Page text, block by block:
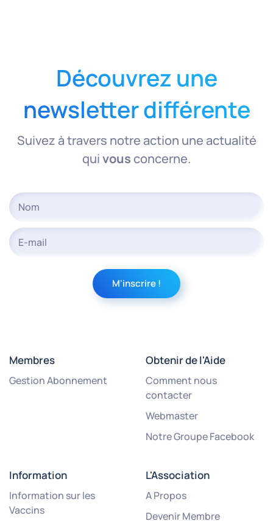
Découvrez une
newsletter différente
Suivez à travers notre action une actualité
quivousconcerne.
Membres
Gestion Abonnement
Obtenir de l'Aide
Comment nous
contacter
Webmaster
Notre Groupe Facebook
Information
Information sur les
Vaccins
L'Association
A Propos
Devenir Membre